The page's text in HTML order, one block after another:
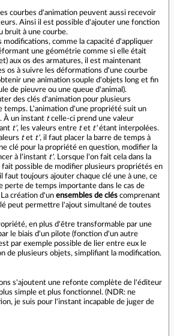
courbes d'animation peuvent aussi recevoir
Ainsi il est possible d'ajouter une fonction
bruit à une courbe.
comme la capacité d'appliquer
une géométrie comme si elle était
aux os des armatures, il est maintenant
os à suivre les déformations d'une courbe
une animation souple d'objets long et fin
de pieuvre ou une queue d'animal).
des clés d'animation pour plusieurs
temps. L'animation d'une propriété suit un
À un instant tcelle-ci prend une valeur
t', les valeurs entre tet t'étant interpolées.
tet t', il faut placer la barre de temps à
clé pour la propriété en question, modifier la
à l'instant t'. Lorsque l'on fait cela dans la
possible de modifier plusieurs propriétés en
faut toujours ajouter chaque clé une à une, ce
perte de temps importante dans le cas de
création d'un ensembles de clés comprenant
peut permettre l'ajout simultané de toutes
en plus d'être transformable par une
le biais d'un pilote (fonction d'un autre
par exemple possible de lier entre eux le
de plusieurs objets, simplifiant la modification.
s'ajoutent une refonte complète de l'éditeur
simple et plus fonctionnel. (NDR: ne
je suis pour l'instant incapable de juger de